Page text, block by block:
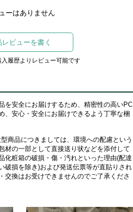
ーはありません
レビューを書く
履歴よりレビュー可能です
を安全にお届けするため、精密性の高いPC
、安心・安全にお届けできるよう丁寧な梱
商品につきましては、環境への配慮という
材の一部として直接送り状などを添付して
化粧箱の破損・傷・汚れといった理由(配達
破損を除き)および発送伝票等が直貼りされ
交換はお受けできませんのでご了承くださ